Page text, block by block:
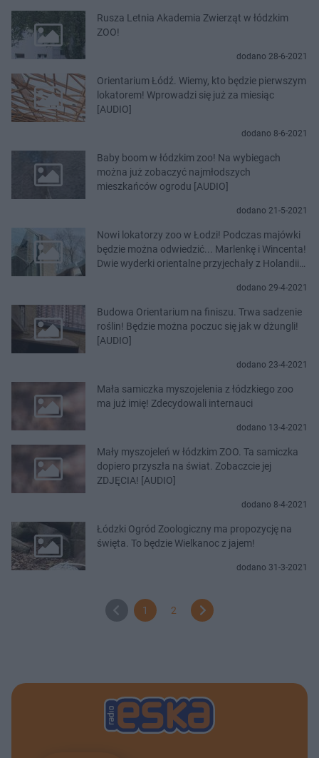
Rusza Letnia Akademia Zwierząt w łódzkim
ZOO!
dodano 28-6-2021
Orientarium Łódź. Wiemy, kto będzie pierwszym
lokatorem! Wprowadzi się już za miesiąc
[AUDIO]
dodano 8-6-2021
Baby boom w łódzkim zoo! Na wybiegach
można już zobaczyć najmłodszych
mieszkańców ogrodu [AUDIO]
dodano 21-5-2021
Nowi lokatorzy zoo w Łodzi! Podczas majówki
będzie można odwiedzić... Marlenkę i Wincenta!
Dwie wyderki orientalne przyjechały z Holandii
dodano 29-4-2021
Budowa Orientarium na finiszu. Trwa sadzenie
roślin! Będzie można poczuc się jak w dżungli!
[AUDIO]
dodano 23-4-2021
Mała samiczka myszojelenia z łódzkiego zoo
ma już imię! Zdecydowali internauci
dodano 13-4-2021
Mały myszojeleń w łódzkim ZOO. Ta samiczka
dopiero przyszła na świat. Zobaczcie jej
ZDJĘCIA! [AUDIO]
dodano 8-4-2021
Łódzki Ogród Zoologiczny ma propozycję na
święta. To będzie Wielkanoc z jajem!
dodano 31-3-2021
1 2